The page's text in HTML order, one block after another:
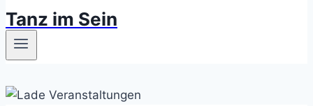
Tanz im Sein